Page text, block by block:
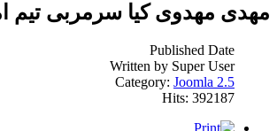
مهدی مهدوی کیا سرمربی تیم
Published Date
Written by Super User
Category: Joomla 2.5
Hits: 392187